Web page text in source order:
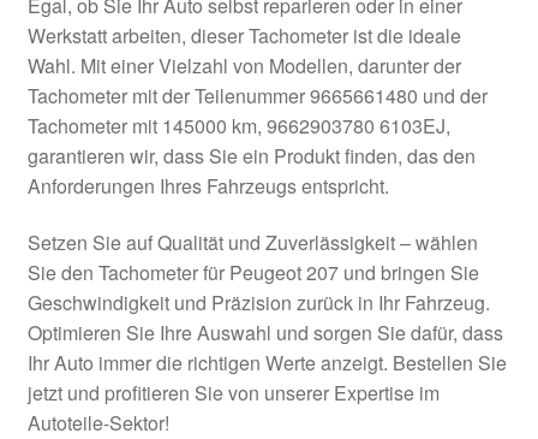
Mein Konto
Über uns
Warenkorb
Zahlungen
Werkstatt arbeiten, dieser Tachometer ist die ideale
Wahl. Mit einer Vielzahl von Modellen, darunter der
Tachometer mit der Teilenummer 9665661480 und der
Tachometer mit 145000 km, 9662903780 6103EJ,
garantieren wir, dass Sie ein Produkt finden, das den
Anforderungen Ihres Fahrzeugs entspricht.
Setzen Sie auf Qualität und Zuverlässigkeit – wählen
Sie den Tachometer für Peugeot 207 und bringen Sie
Geschwindigkeit und Präzision zurück in Ihr Fahrzeug.
Optimieren Sie Ihre Auswahl und sorgen Sie dafür, dass
Ihr Auto immer die richtigen Werte anzeigt. Bestellen Sie
jetzt und profitieren Sie von unserer Expertise im
Autoteile-Sektor!